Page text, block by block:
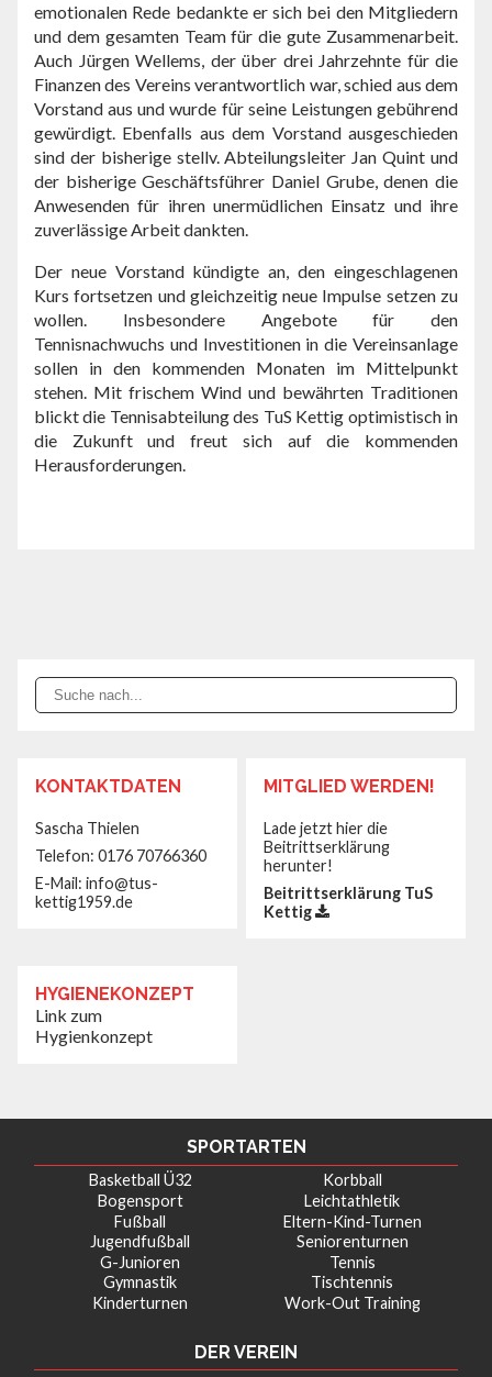
emotionalen Rede bedankte er sich bei den Mitgliedern
und dem gesamten Team für die gute Zusammenarbeit.
Auch Jürgen Wellems, der über drei Jahrzehnte für die
Finanzen des Vereins verantwortlich war, schied aus dem
Vorstand aus und wurde für seine Leistungen gebührend
gewürdigt. Ebenfalls aus dem Vorstand ausgeschieden
sind der bisherige stellv. Abteilungsleiter Jan Quint und
der bisherige Geschäftsführer Daniel Grube, denen die
Anwesenden für ihren unermüdlichen Einsatz und ihre
zuverlässige Arbeit dankten.
Der neue Vorstand kündigte an, den eingeschlagenen
Kurs fortsetzen und gleichzeitig neue Impulse setzen zu
wollen. Insbesondere Angebote für den
Tennisnachwuchs und Investitionen in die Vereinsanlage
sollen in den kommenden Monaten im Mittelpunkt
stehen. Mit frischem Wind und bewährten Traditionen
blickt die Tennisabteilung des TuS Kettig optimistisch in
die Zukunft und freut sich auf die kommenden
Herausforderungen.
KONTAKTDATEN
Sascha Thielen
Telefon: 0176 70766360‬
E-Mail: info@tus-
kettig1959.de
MITGLIED WERDEN!
Lade jetzt hier die
Beitrittserklärung
herunter!
Beitrittserklärung TuS
Kettig
HYGIENEKONZEPT
Link zum
Hygienkonzept
SPORTARTEN
Basketball Ü32
Bogensport
Fußball
Jugendfußball
G-Junioren
Gymnastik
Kinderturnen
Korbball
Leichtathletik
Eltern-Kind-Turnen
Seniorenturnen
Tennis
Tischtennis
Work-Out Training
DER VEREIN